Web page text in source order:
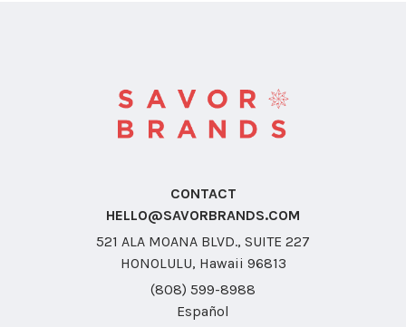
CONTACT
HELLO@SAVORBRANDS.COM
521 ALA MOANA BLVD., SUITE 227
HONOLULU, Hawaii 96813
(808) 599-8988
Español